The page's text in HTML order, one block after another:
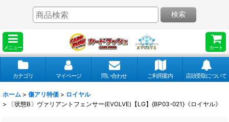
メニュー カート
検索
カテゴリ マイページ 問い合わせ ご利用案内 店頭受取について
ホーム > 傷アリ特価 > ロイヤル
>
〔状態B〕ヴァリアントフェンサー(EVOLVE)【LG】{BP03-021}《ロイヤル》